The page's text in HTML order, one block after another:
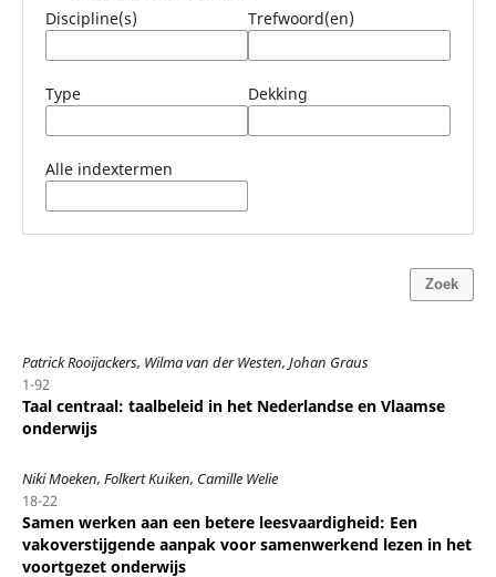
Discipline(s) Trefwoord(en)
Type Dekking
Alle indextermen
Zoek
Patrick Rooijackers, Wilma van der Westen, Johan Graus
1-92
Taal centraal: taalbeleid in het Nederlandse en Vlaamse
onderwijs
Niki Moeken, Folkert Kuiken, Camille Welie
18-22
Samen werken aan een betere leesvaardigheid: Een
vakoverstijgende aanpak voor samenwerkend lezen in het
voortgezet onderwijs